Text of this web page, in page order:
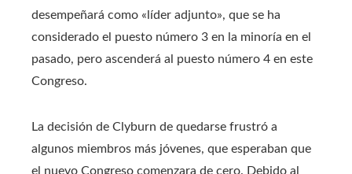
desempeñará como «líder adjunto», que se ha
considerado el puesto número 3 en la minoría en el
pasado, pero ascenderá al puesto número 4 en este
Congreso.
La decisión de Clyburn de quedarse frustró a
algunos miembros más jóvenes, que esperaban que
el nuevo Congreso comenzara de cero. Debido al